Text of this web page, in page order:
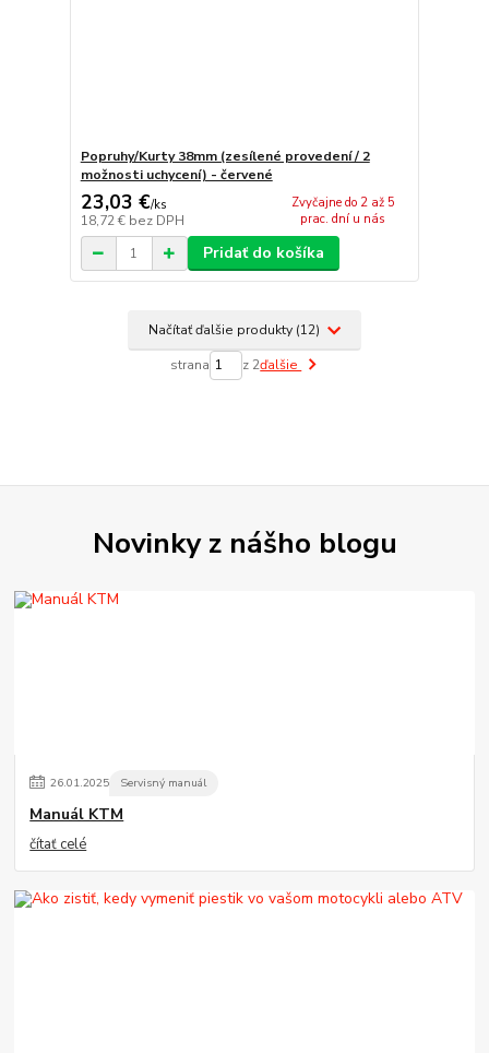
Popruhy/Kurty 38mm (zesílené provedení / 2
možnosti uchycení) - červené
23,03 €/ks
18,72 € bez DPH
Zvyčajne do 2 až 5
prac. dní u nás
Pridať do košíka
Načítať ďalšie produkty (12)
strana z 2ďalšie
Novinky z nášho blogu
26.01.2025 Servisný manuál
Manuál KTM
čítať celé